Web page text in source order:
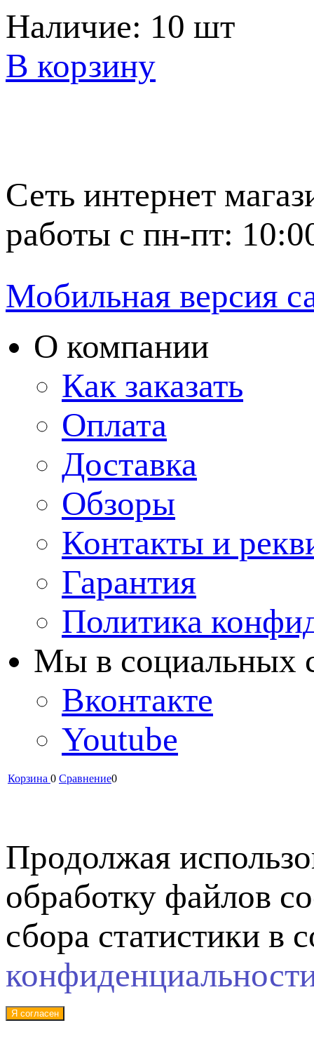
Наличие: 10 шт
В корзину
Сеть интернет
работы с пн-пт:
Мобильная версия
О компании
Как заказать
Оплата
Доставка
Обзоры
Контакты и
Гарантия
Политика
Мы в cоциальных
Вконтакте
Youtube
Корзина 0 Сравнение0
Продолжая
обработку файлов
сбора статистики в
Я согласен